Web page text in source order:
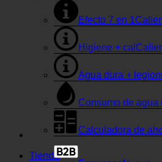
Tienda
Efecto 7 en 1
Higiene + cal
Agua dura +
Consumo de agua
Calculadora de